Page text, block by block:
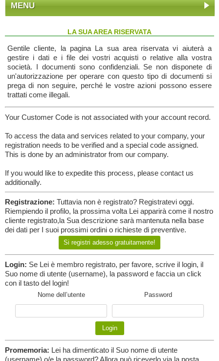
MENU
LA SUA AREA RISERVATA
Gentile cliente, la pagina La sua area riservata vi aiuterà a
gestire i dati e i file dei vostri acquisti o relative alla vostra
società. I documenti sono confidenziali. Se non disponete di
un'autorizzazione per operare con questo tipo di documenti si
prega di non seguire, perché le vostre azioni possono essere
trattati come illegali.
Your Customer Code is not associated with your account record.
To access the data and services related to your company, your
registration needs to be verified and a special code assigned.
This is done by an administrator from our company.
If you would like to expedite this process, please contact us
additionally.
Registrazione: Tuttavia non è registrato? Registratevi oggi.
Riempiendo il profilo, la prossima volta Lei apparirà come il nostro
cliente registrato,la Sua descrizione sarà mantenuta nella base
dei dati per I suoi prossimi ordini o richieste di preventive.
Login: Se Lei è membro registrato, per favore, scrive il login, il
Suo nome di utente (username), la password e faccia un click
con il tasto del login!
Nome dell’utente Password
Promemoria: Lei ha dimenticato il Suo nome di utente
(username) o/e la password? Allora può riceverlo via la posta